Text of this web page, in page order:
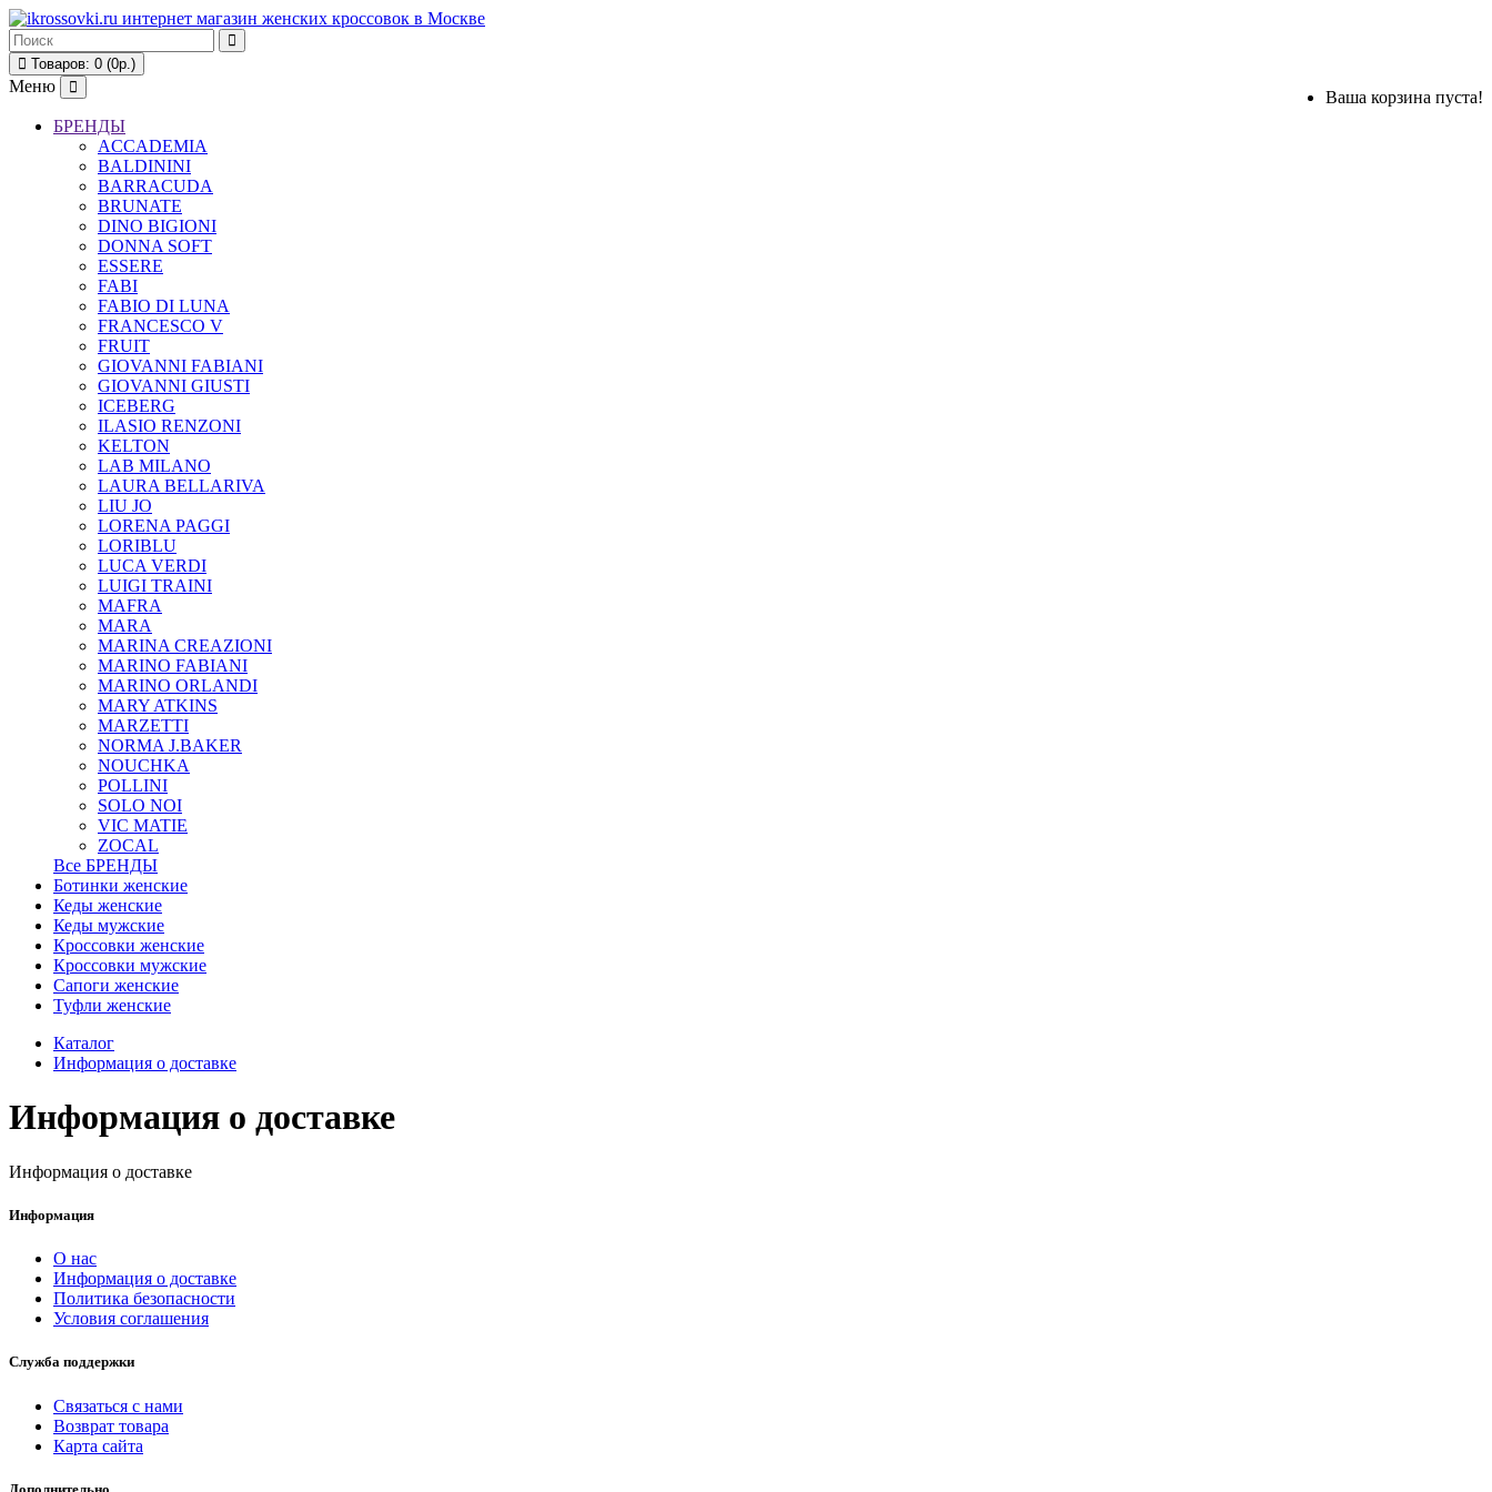
Товаров: 0 (0р.)
Ваша корзина пуста!
Меню
БРЕНДЫ
ACCADEMIA
BALDININI
BARRACUDA
BRUNATE
DINO BIGIONI
DONNA SOFT
ESSERE
FABI
FABIO DI LUNA
FRANCESCO V
FRUIT
GIOVANNI FABIANI
GIOVANNI GIUSTI
ICEBERG
ILASIO RENZONI
KELTON
LAB MILANO
LAURA BELLARIVA
LIU JO
LORENA PAGGI
LORIBLU
LUCA VERDI
LUIGI TRAINI
MAFRA
MARA
MARINA CREAZIONI
MARINO FABIANI
MARINO ORLANDI
MARY ATKINS
MARZETTI
NORMA J.BAKER
NOUCHKA
POLLINI
SOLO NOI
VIC MATIE
ZOCAL
Все БРЕНДЫ
Ботинки женские
Кеды женские
Кеды мужские
Кроссовки женские
Кроссовки мужские
Сапоги женские
Туфли женские
Каталог
Информация о доставке
Информация о доставке
Информация о доставке
Информация
О нас
Информация о доставке
Политика безопасности
Условия соглашения
Служба поддержки
Связаться с нами
Возврат товара
Карта сайта